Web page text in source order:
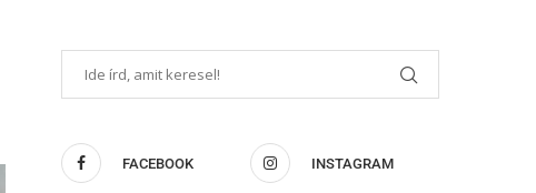
FACEBOOK INSTAGRAM